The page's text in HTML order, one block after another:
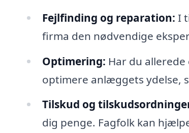
Fejlfinding og reparation: I
firma den nødvendige
Optimering: Har du
optimere anlæggets ydelse,
Tilskud og
dig penge. Fagfolk kan